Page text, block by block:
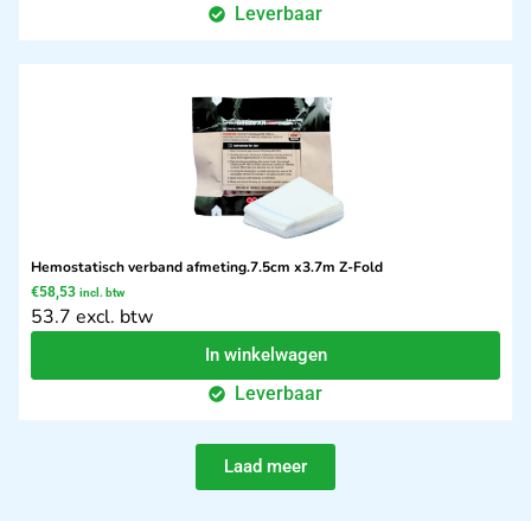
Leverbaar
Hemostatisch verband afmeting.7.5cm x3.7m Z-Fold
€58,53 incl. btw
53.7 excl. btw
In winkelwagen
Leverbaar
Laad meer